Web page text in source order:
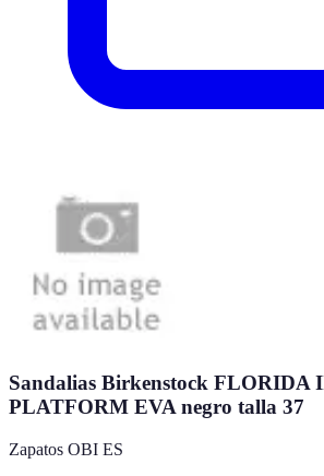
Sandalias Birkenstock FLORIDA
PLATFORM EVA negro talla 37
Zapatos OBI ES